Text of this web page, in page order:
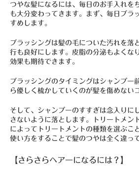
つやな髪になるには、毎日のお手入れを
も大分変わってきます。まず、毎日ブラ
すめします。
ブラッシングは髪の毛についた汚れを落
行も良好にします。皮脂の分泌もよくな
効果も期待できます。
ブラッシングのタイミングはシャンプー
ら優しく梳かしていくのが髪を傷めない
そして、シャンプーのすすぎは念入りに
さないように落とします。トリートメン
によってトリートメントの種類を選ぶこ
使い方をすることで髪のつやは全く違っ
【さらさらヘアーになるには？】